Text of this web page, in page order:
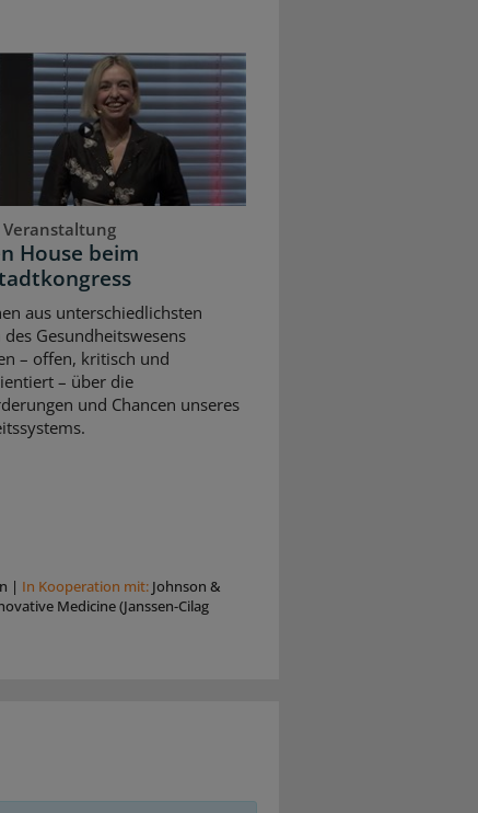
Veranstaltung
House beim
aus unterschiedlichsten
des Gesundheitswesens
– offen, kritisch und
– über die
und Chancen unseres
| In Kooperation mit: Johnson &
Medicine (Janssen-Cilag